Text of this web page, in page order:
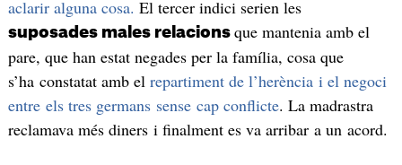
aclarir alguna cosa. El tercer indici serien les
suposades males relacions que mantenia amb el
pare, que han estat negades per la família, cosa que
s’ha constatat amb el repartiment de l’herència i el negoci
entre els tres germans sense cap conflicte. La madrastra
reclamava més diners i finalment es va arribar a un acord.